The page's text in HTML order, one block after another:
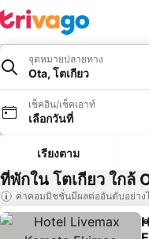
จุดหมายปลายทาง
Ota, โตเกียว
เช็คอิน/เช็คเอาท์
เลือกวันที่
เรียงตาม
ที่พักใน โตเกียว ใกล้
ค่าคอมมิชชั่นมีผลต่ออันดับอย่าง